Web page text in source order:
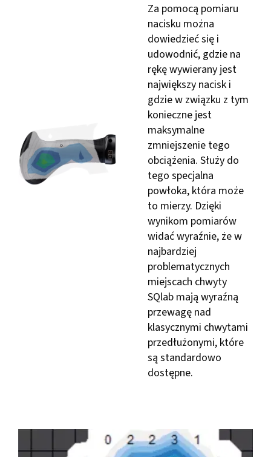
Za pomocą pomiaru
nacisku można
dowiedzieć się i
udowodnić, gdzie na
rękę wywierany jest
największy nacisk i
gdzie w związku z tym
konieczne jest
maksymalne
zmniejszenie tego
obciążenia. Służy do
tego specjalna
powłoka, która może
to mierzy. Dzięki
wynikom pomiarów
widać wyraźnie, że w
najbardziej
problematycznych
miejscach chwyty
SQlab mają wyraźną
przewagę nad
klasycznymi chwytami
przedłużonymi, które
są standardowo
dostępne.